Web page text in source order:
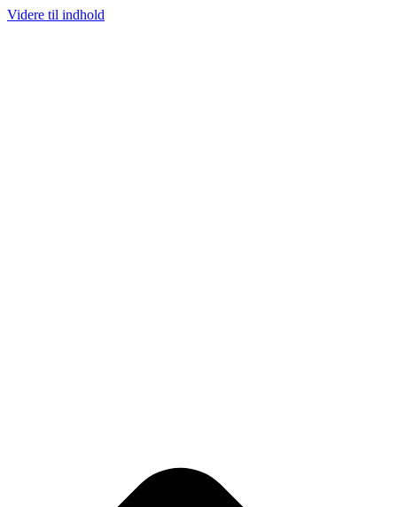
Videre til indhold